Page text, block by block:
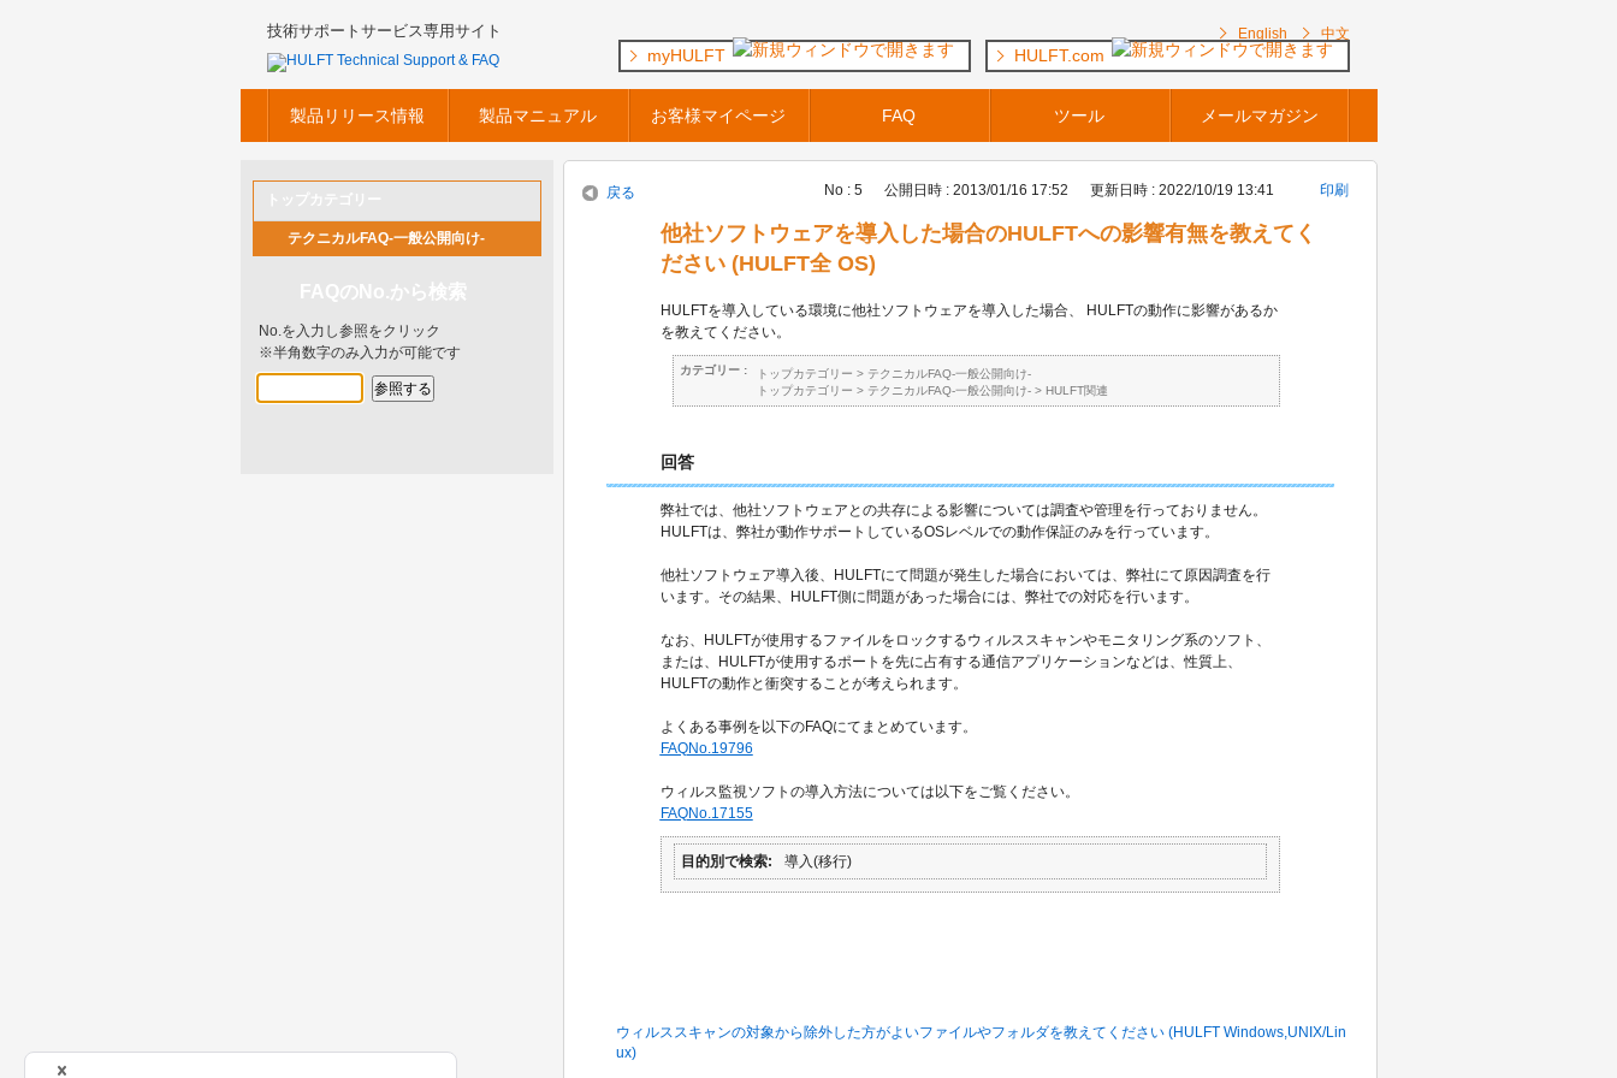
技術サポートサービス専用サイト English 中文
製品リリース情報 製品マニュアル お客様マイページ FAQ ツール メールマガジン
myHULFT HULFT.com
テクニカルFAQ-一般公開向け-
No.を入力し参照をクリック
※半角数字のみ入力が可能です
戻る No : 5 公開日時 : 2013/01/16 17:52 更新日時 : 2022/10/19 13:41 印刷
他社ソフトウェアを導入した場合のHULFTへの影響有無を教えてく
ださい (HULFT全 OS)
HULFTを導入している環境に他社ソフトウェアを導入した場合、 HULFTの動作に影響があるか
を教えてください。
カテゴリー : トップカテゴリー > テクニカルFAQ-一般公開向け-
トップカテゴリー > テクニカルFAQ-一般公開向け-> HULFT関連
回答
弊社では、他社ソフトウェアとの共存による影響については調査や管理を行っておりません。
HULFTは、弊社が動作サポートしているOSレベルでの動作保証のみを行っています。
他社ソフトウェア導入後、HULFTにて問題が発生した場合においては、弊社にて原因調査を行
います。その結果、HULFT側に問題があった場合には、弊社での対応を行います。
なお、HULFTが使用するファイルをロックするウィルススキャンやモニタリング系のソフト、
または、HULFTが使用するポートを先に占有する通信アプリケーションなどは、性質上、
HULFTの動作と衝突することが考えられます。
よくある事例を以下のFAQにてまとめています。
FAQNo.19796
ウィルス監視ソフトの導入方法については以下をご覧ください。
FAQNo.17155
目的別で検索 導入(移行)
ウィルススキャンの対象から除外した方がよいファイルやフォルダを教えてください (HULFT Windows,UNIX/Lin
ux)